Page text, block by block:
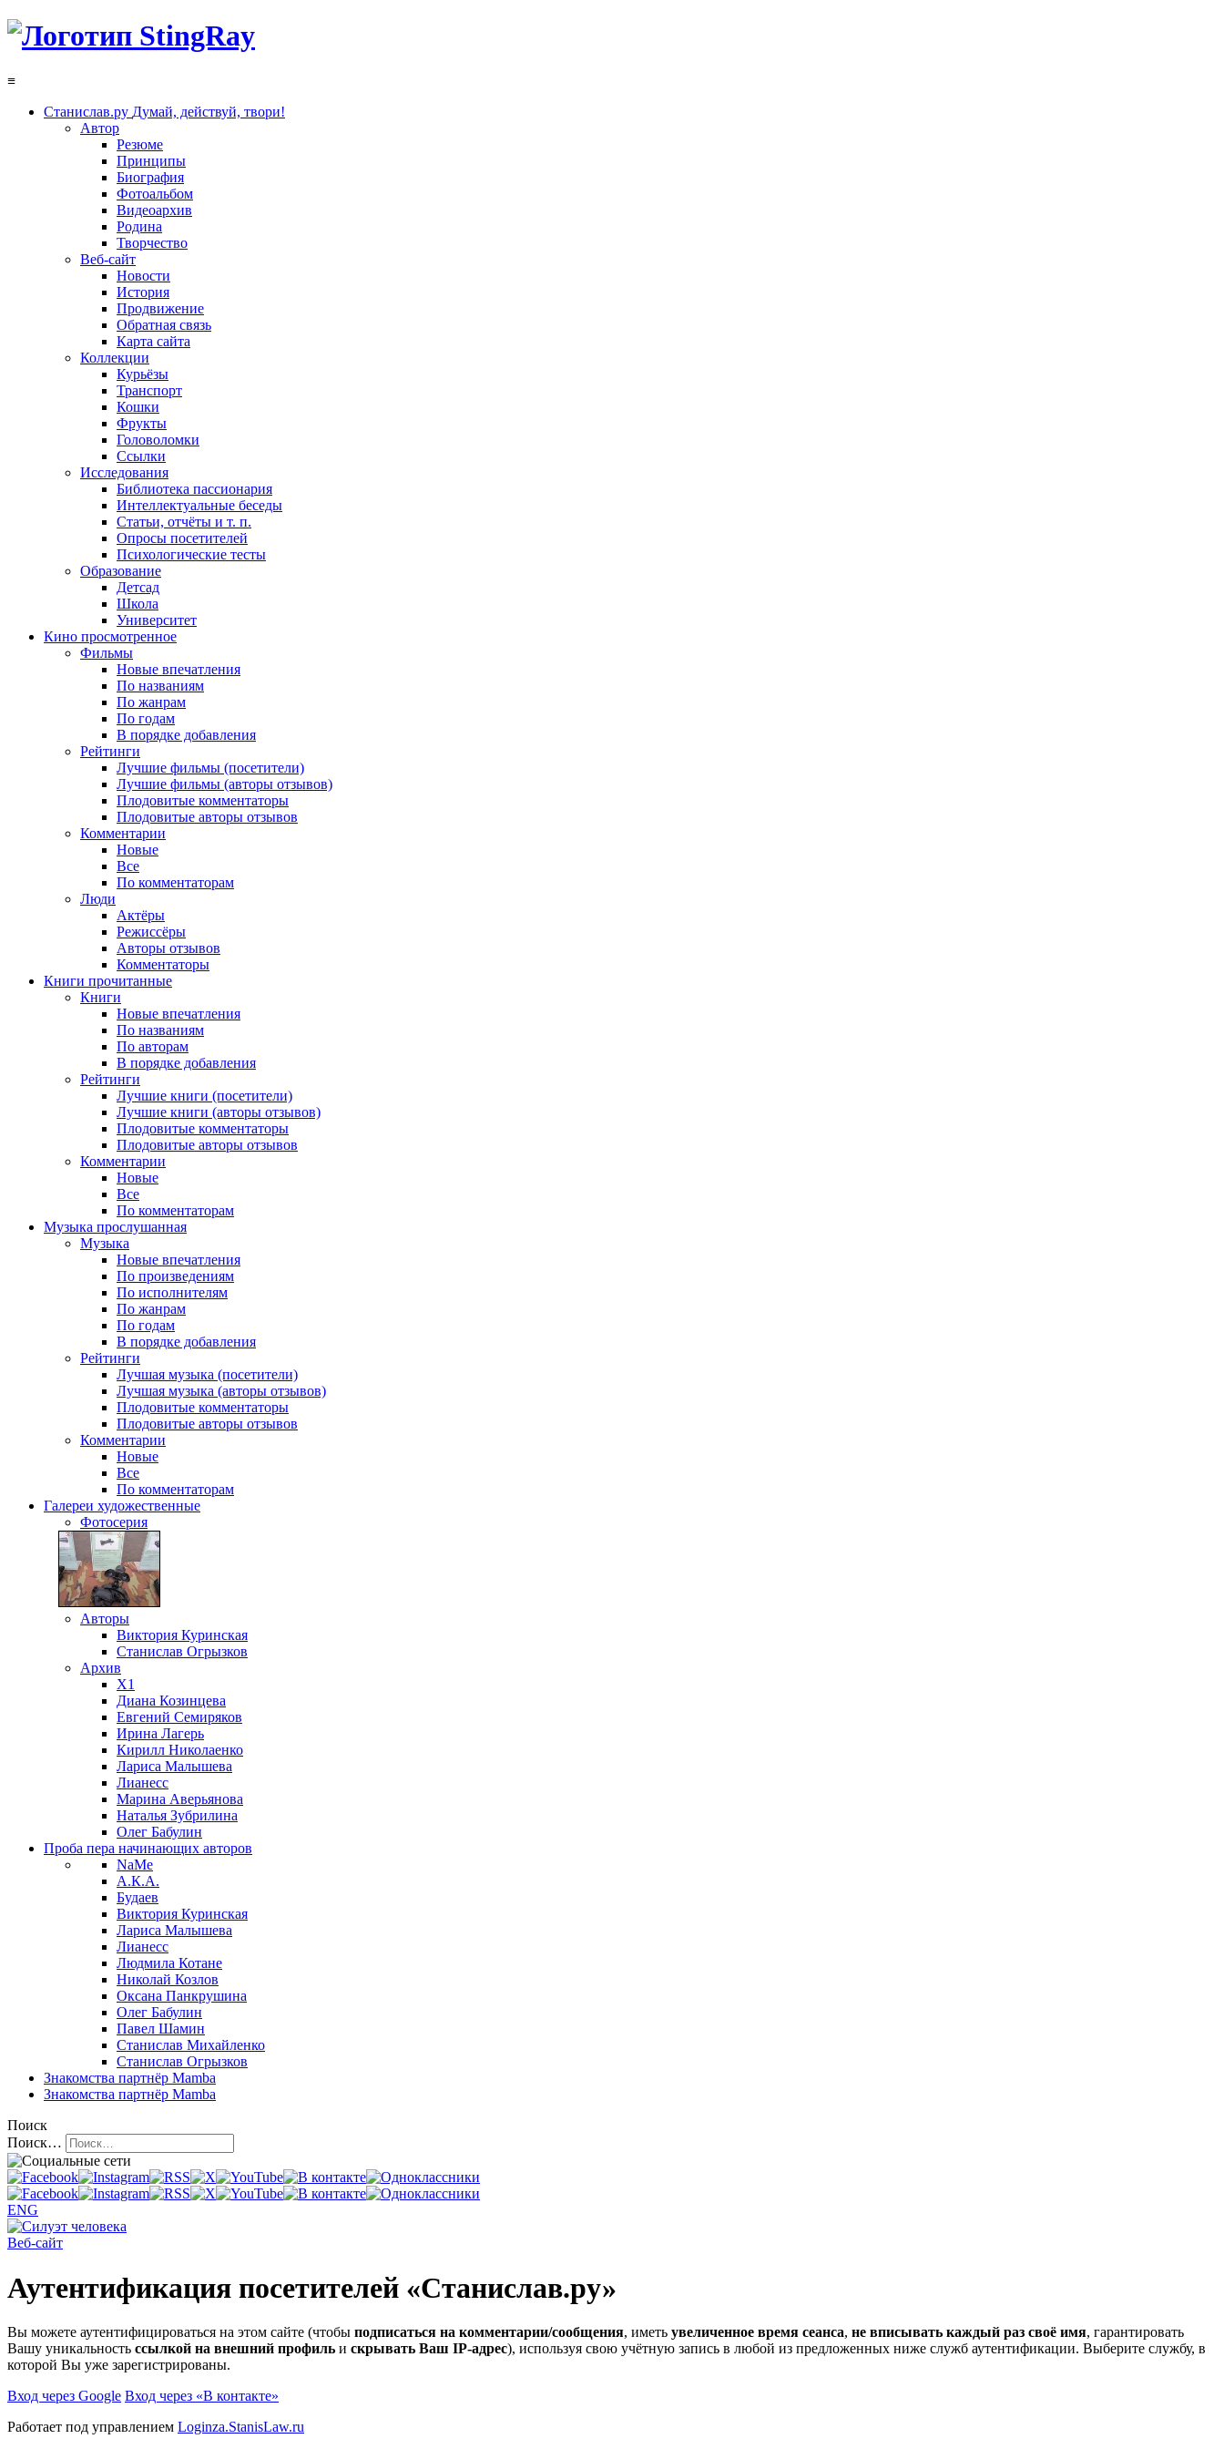
≡
Станислав.ру Думай, действуй, твори!
Автор
Резюме
Принципы
Биография
Фотоальбом
Видеоархив
Родина
Творчество
Веб-сайт
Новости
История
Продвижение
Обратная связь
Карта сайта
Коллекции
Курьёзы
Транспорт
Кошки
Фрукты
Головоломки
Ссылки
Исследования
Библиотека пассионария
Интеллектуальные беседы
Статьи, отчёты и т. п.
Опросы посетителей
Психологические тесты
Образование
Детсад
Школа
Университет
Кино просмотренное
Фильмы
Новые впечатления
По названиям
По жанрам
По годам
В порядке добавления
Рейтинги
Лучшие фильмы (посетители)
Лучшие фильмы (авторы отзывов)
Плодовитые комментаторы
Плодовитые авторы отзывов
Комментарии
Новые
Все
По комментаторам
Люди
Актёры
Режиссёры
Авторы отзывов
Комментаторы
Книги прочитанные
Книги
Новые впечатления
По названиям
По авторам
В порядке добавления
Рейтинги
Лучшие книги (посетители)
Лучшие книги (авторы отзывов)
Плодовитые комментаторы
Плодовитые авторы отзывов
Комментарии
Новые
Все
По комментаторам
Музыка прослушанная
Музыка
Новые впечатления
По произведениям
По исполнителям
По жанрам
По годам
В порядке добавления
Рейтинги
Лучшая музыка (посетители)
Лучшая музыка (авторы отзывов)
Плодовитые комментаторы
Плодовитые авторы отзывов
Комментарии
Новые
Все
По комментаторам
Галереи художественные
Фотосерия
Авторы
Виктория Куринская
Станислав Огрызков
Архив
X1
Диана Козинцева
Евгений Семиряков
Ирина Лагерь
Кирилл Николаенко
Лариса Малышева
Лианесс
Марина Аверьянова
Наталья Зубрилина
Олег Бабулин
Проба пера начинающих авторов
NaMe
А.К.А.
Будаев
Виктория Куринская
Лариса Малышева
Лианесс
Людмила Котане
Николай Козлов
Оксана Панкрушина
Олег Бабулин
Павел Шамин
Станислав Михайленко
Станислав Огрызков
Знакомства партнёр Mamba
Знакомства партнёр Mamba
Поиск
Поиск…
ENG
Веб-сайт
Аутентификация посетителей «Станислав.ру»
Вы можете аутентифицироваться на этом сайте (чтобы подписаться на комментарии/сообщения, иметь увеличенное время сеанса, не вписывать каждый раз своё имя, гарантировать
Вашу уникальность ссылкой на внешний профиль и скрывать Ваш IP-адрес), используя свою учётную запись в любой из предложенных ниже служб аутентификации. Выберите службу, в
которой Вы уже зарегистрированы.
Вход через Google Вход через «В контакте»
Работает под управлением Loginza.StanisLaw.ru